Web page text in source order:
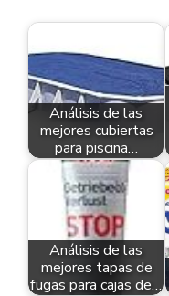
Análisis de las
mejores cubiertas
para piscina…
Análisis de las
mejores tapas de
fugas para cajas de…